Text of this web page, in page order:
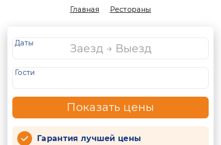
Главная Рестораны
Даты
Гости
Показать цены
Гарантия лучшей цены